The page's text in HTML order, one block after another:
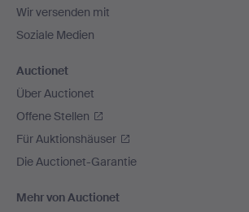
Wir versenden mit
Soziale Medien
Auctionet
Über Auctionet
Offene Stellen
Für Auktionshäuser
Die Auctionet-Garantie
Mehr von Auctionet